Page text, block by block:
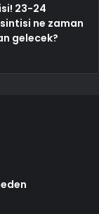
23-24
ne zaman
gelecek?